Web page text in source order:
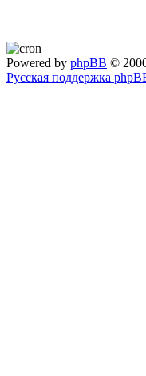
Powered by phpBB ©
Русская поддержка